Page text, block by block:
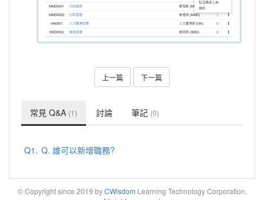
上一篇 下一篇
常見 Q&A (1) 討論 筆記 (0)
Q1. Q. 誰可以新增職務?
© Copyright since 2019 byCWisdomLearning Technology Corporation.